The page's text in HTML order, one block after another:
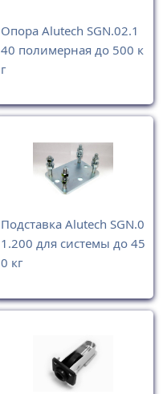
Опора Alutech SGN.02.1
40 полимерная до 500 к
г
Подставка Alutech SGN.0
1.200 для системы до 45
0 кг